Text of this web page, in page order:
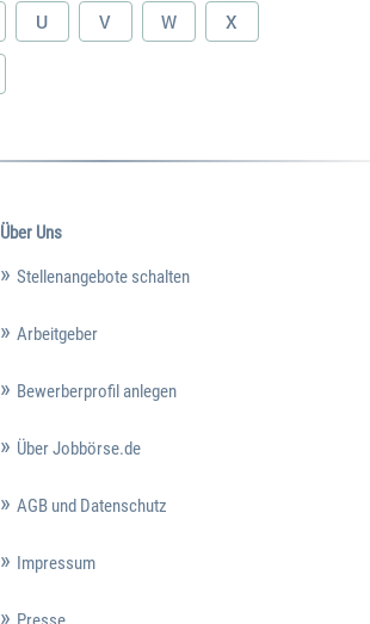
U V W X
Über Uns
Stellenangebote schalten
Arbeitgeber
Bewerberprofil anlegen
Über Jobbörse.de
AGB und Datenschutz
Impressum